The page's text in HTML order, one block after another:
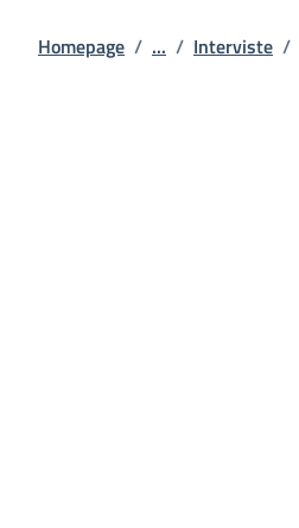
Homepage / ... / Interviste /